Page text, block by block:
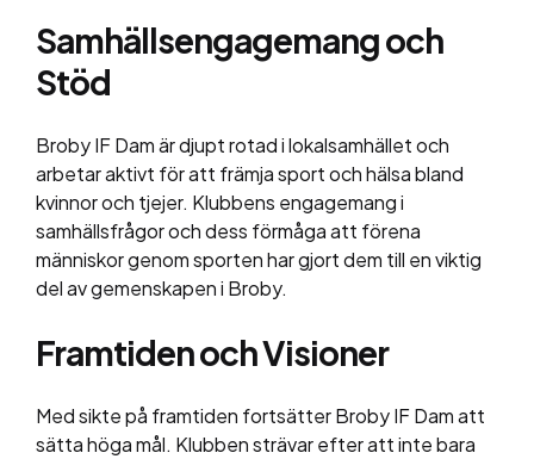
Samhällsengagemang och
Stöd
Broby IF Dam är djupt rotad i lokalsamhället och
arbetar aktivt för att främja sport och hälsa bland
kvinnor och tjejer. Klubbens engagemang i
samhällsfrågor och dess förmåga att förena
människor genom sporten har gjort dem till en viktig
del av gemenskapen i Broby.
Framtiden och Visioner
Med sikte på framtiden fortsätter Broby IF Dam att
sätta höga mål. Klubben strävar efter att inte bara